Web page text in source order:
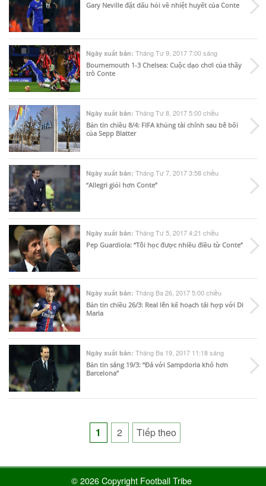
Gary Neville đặt dấu hỏi về nhiệt huyết của Conte
Ngày xuất bản: Tháng Tư 9, 2017 7:00 sáng
Bournemouth 1-3 Chelsea: Cuộc dạo chơi của thầy
trò Conte
Ngày xuất bản: Tháng Tư 8, 2017 5:00 chiều
Bản tin chiều 8/4: FIFA khủng tài chính sau bê bối
của Sepp Blatter
Ngày xuất bản: Tháng Tư 7, 2017 3:58 chiều
“Allegri giỏi hơn Conte”
Ngày xuất bản: Tháng Tư 5, 2017 4:21 chiều
Pep Guardiola: “Tôi học được nhiều điều từ Conte”
Ngày xuất bản: Tháng Ba 26, 2017 5:00 chiều
Bản tin chiều 26/3: Real lên kế hoạch tái hợp với Di
Maria
Ngày xuất bản: Tháng Ba 19, 2017 11:18 sáng
Bản tin sáng 19/3: “Đá với Sampdoria khó hơn
Barcelona”
Posts
pagination
1 2 Tiếp theo
© 2026 Copyright Football Tribe